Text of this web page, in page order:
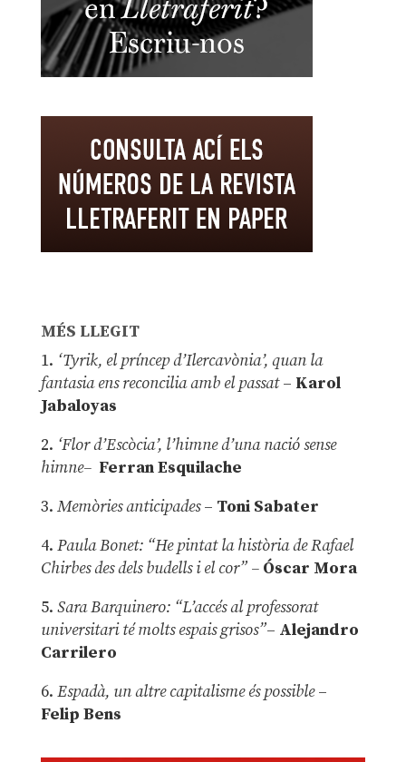
MÉS LLEGIT
1. ‘Tyrik, el príncep d’Ilercavònia’, quan la
fantasia ens reconcilia amb el passat– Karol
Jabaloyas
2. ‘Flor d’Escòcia’, l’himne d’una nació sense
himne– Ferran Esquilache
3. Memòries anticipades– Toni Sabater
4. Paula Bonet: “He pintat la història de Rafael
Chirbes des dels budells i el cor” –Óscar Mora
5. Sara Barquinero: “L’accés al professorat
universitari té molts espais grisos”– Alejandro
Carrilero
6. Espadà, un altre capitalisme és possible –
Felip Bens